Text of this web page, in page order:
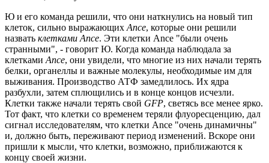
Ю и его команда решили, что они наткнулись на новый тип
клеток, сильно выражающих Ance, которые они решили
назвать клетками Ance. Эти клетки Ance "были очень
странными", - говорит Ю. Когда команда наблюдала за
клетками Ance, они увидели, что многие из них начали терять
белки, органеллы и важные молекулы, необходимые им для
выживания. Производство АТФ замедлилось. Их ядра
разбухли, затем сплющились и в конце концов исчезли.
Клетки также начали терять свой GFP, светясь все менее ярко.
Тот факт, что клетки со временем теряли флуоресценцию, дал
сигнал исследователям, что клетки Ance "очень динамичны"
и, должно быть, переживают период изменений. Вскоре они
пришли к мысли, что клетки, возможно, приближаются к
концу своей жизни.